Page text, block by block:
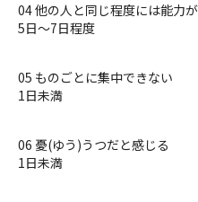
04 他の人と同じ程度には能力
5日〜7日程度
05 ものごとに集中できない
1日未満
06 憂(ゆう)うつだと感じる
1日未満